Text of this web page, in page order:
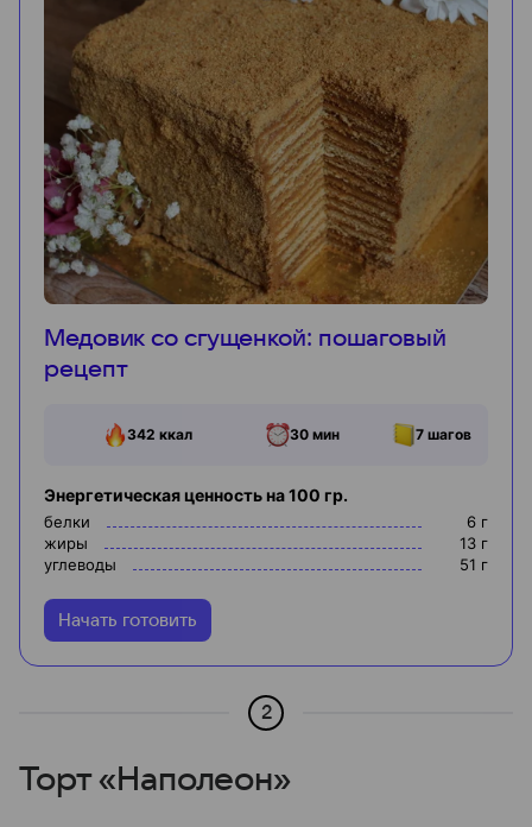
Медовик со сгущенкой: пошаговый
рецепт
342 ккал 30 мин 7 шагов
Энергетическая ценность на 100 гр.
белки 6 г
жиры
13 г
углеводы
51 г
Начать готовить
2
Торт «Наполеон»